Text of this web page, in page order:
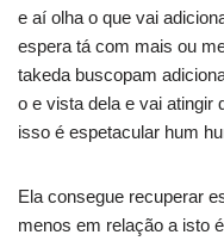
e aí olha o que vai
espera tá com mais ou
takeda buscopam
o e vista dela e vai atingir
isso é espetacular hum
Ela consegue recuperar
menos em relação a isto